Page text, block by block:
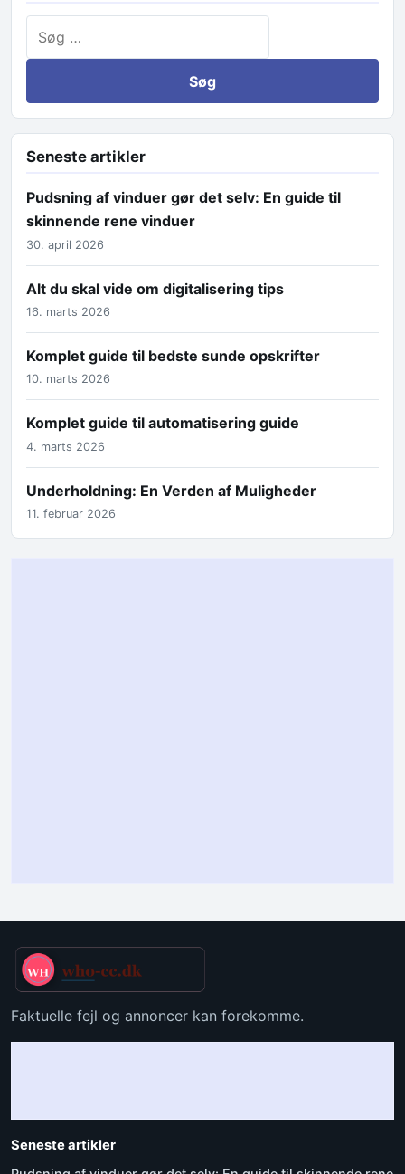
Seneste artikler
Pudsning af vinduer gør det selv: En guide til
skinnende rene vinduer
30. april 2026
Alt du skal vide om digitalisering tips
16. marts 2026
Komplet guide til bedste sunde opskrifter
10. marts 2026
Komplet guide til automatisering guide
4. marts 2026
Underholdning: En Verden af Muligheder
11. februar 2026
Faktuelle fejl og annoncer kan forekomme.
Seneste artikler